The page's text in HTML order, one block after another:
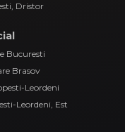
Dristor
Bucuresti
Brasov
Leordeni
Leordeni, Est